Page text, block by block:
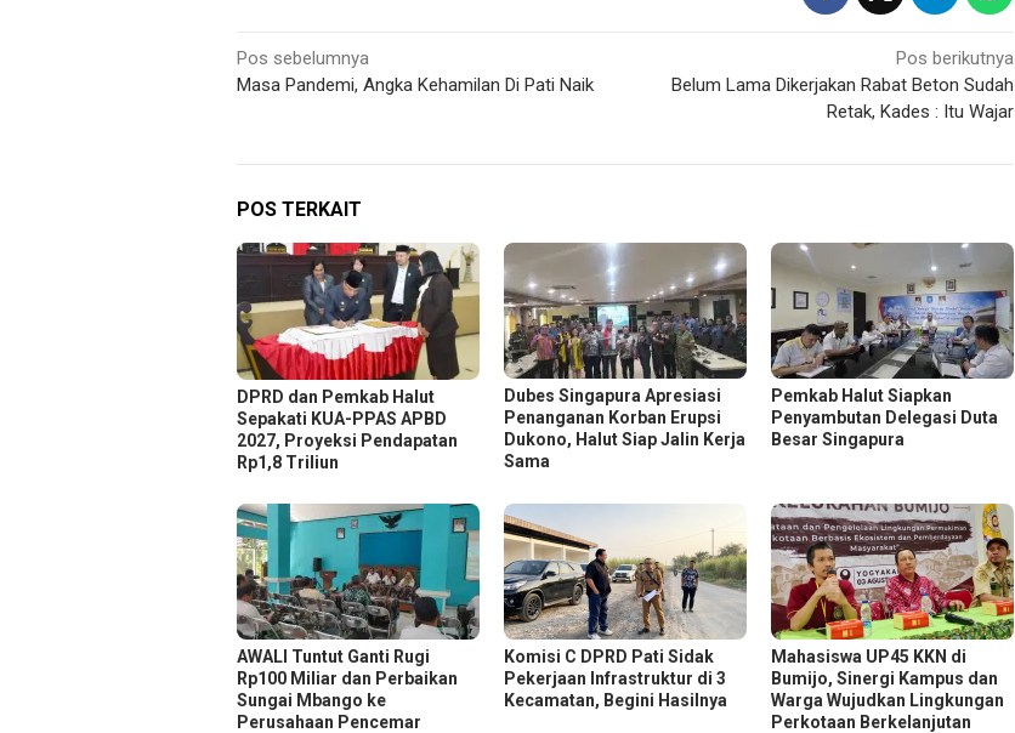
Navigasi
pos
Pos sebelumnya
Masa Pandemi, Angka Kehamilan Di Pati Naik
Pos berikutnya
Belum Lama Dikerjakan Rabat Beton Sudah
Retak, Kades : Itu Wajar
POS TERKAIT
DPRD dan Pemkab Halut
Sepakati KUA-PPAS APBD
2027, Proyeksi Pendapatan
Rp1,8 Triliun
Dubes Singapura Apresiasi
Penanganan Korban Erupsi
Dukono, Halut Siap Jalin Kerja
Sama
Pemkab Halut Siapkan
Penyambutan Delegasi Duta
Besar Singapura
AWALI Tuntut Ganti Rugi
Rp100 Miliar dan Perbaikan
Sungai Mbango ke
Perusahaan Pencemar
Komisi C DPRD Pati Sidak
Pekerjaan Infrastruktur di 3
Kecamatan, Begini Hasilnya
Mahasiswa UP45 KKN di
Bumijo, Sinergi Kampus dan
Warga Wujudkan Lingkungan
Perkotaan Berkelanjutan